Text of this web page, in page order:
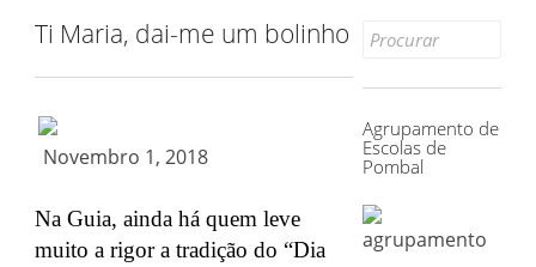
Ti Maria, dai-me um bolinho
Novembro 1, 2018
Na Guia, ainda há quem leve
muito a rigor a tradição do “Dia
Search
Agrupamento de
Escolas de
Pombal